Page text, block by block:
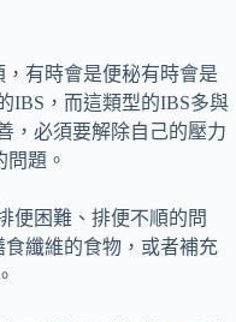
有時會是便秘有時會是
IBS，而這類型的IBS多與
，必須要解除自己的壓力
題。
便困難、排便不順的問
纖維的食物，或者補充